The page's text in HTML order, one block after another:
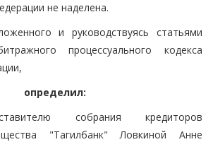
не наделена.
и руководствуясь статьями
процессуального кодекса
определил:
собрания кредиторов
"Тагилбанк" Ловкиной Анне